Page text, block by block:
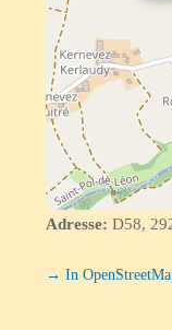
Adresse: D58,
→ In